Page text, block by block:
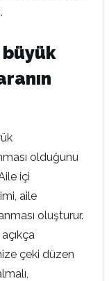
olduğunu
içi
aile
oluşturur.
çeki düzen